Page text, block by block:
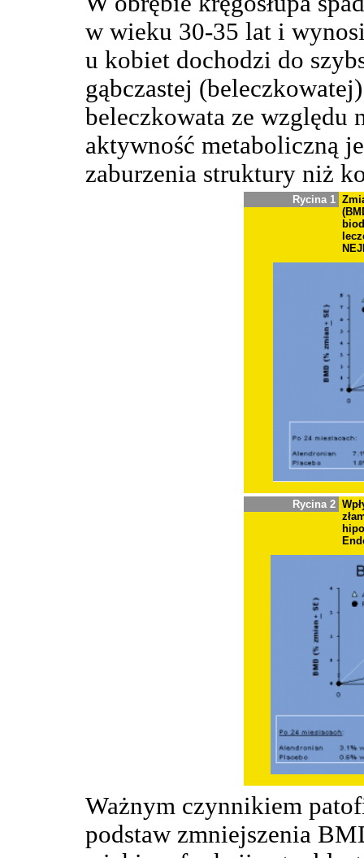
w wieku 30-35 lat i
u kobiet dochodzi do
gąbczastej
beleczkowata ze względu
aktywność metaboliczną
zaburzenia struktury niż
Rycina 1
Rycina 2
Ważnym czynnikiem
podstaw zmniejszenia